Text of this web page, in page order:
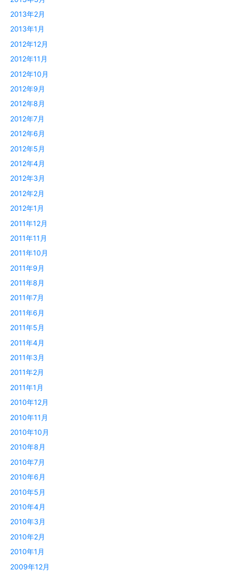
2013年2月
2013年1月
2012年12月
2012年11月
2012年10月
2012年9月
2012年8月
2012年7月
2012年6月
2012年5月
2012年4月
2012年3月
2012年2月
2012年1月
2011年12月
2011年11月
2011年10月
2011年9月
2011年8月
2011年7月
2011年6月
2011年5月
2011年4月
2011年3月
2011年2月
2011年1月
2010年12月
2010年11月
2010年10月
2010年8月
2010年7月
2010年6月
2010年5月
2010年4月
2010年3月
2010年2月
2010年1月
2009年12月